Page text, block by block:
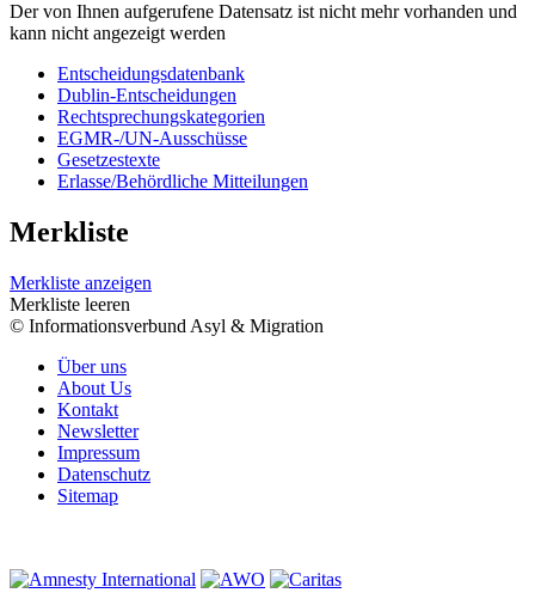
Der von Ihnen aufgerufene Datensatz ist nicht mehr vorhanden und
kann nicht angezeigt werden
Entscheidungsdatenbank
Dublin-Entscheidungen
Rechtsprechungskategorien
EGMR-/UN-Ausschüsse
Gesetzestexte
Erlasse/Behördliche Mitteilungen
Merkliste
Merkliste anzeigen
Merkliste leeren
© Informationsverbund Asyl & Migration
Über uns
About Us
Kontakt
Newsletter
Impressum
Datenschutz
Sitemap